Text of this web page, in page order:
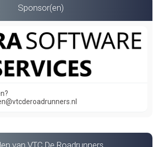
Sponsor(en)
van VTC De Roadrunners